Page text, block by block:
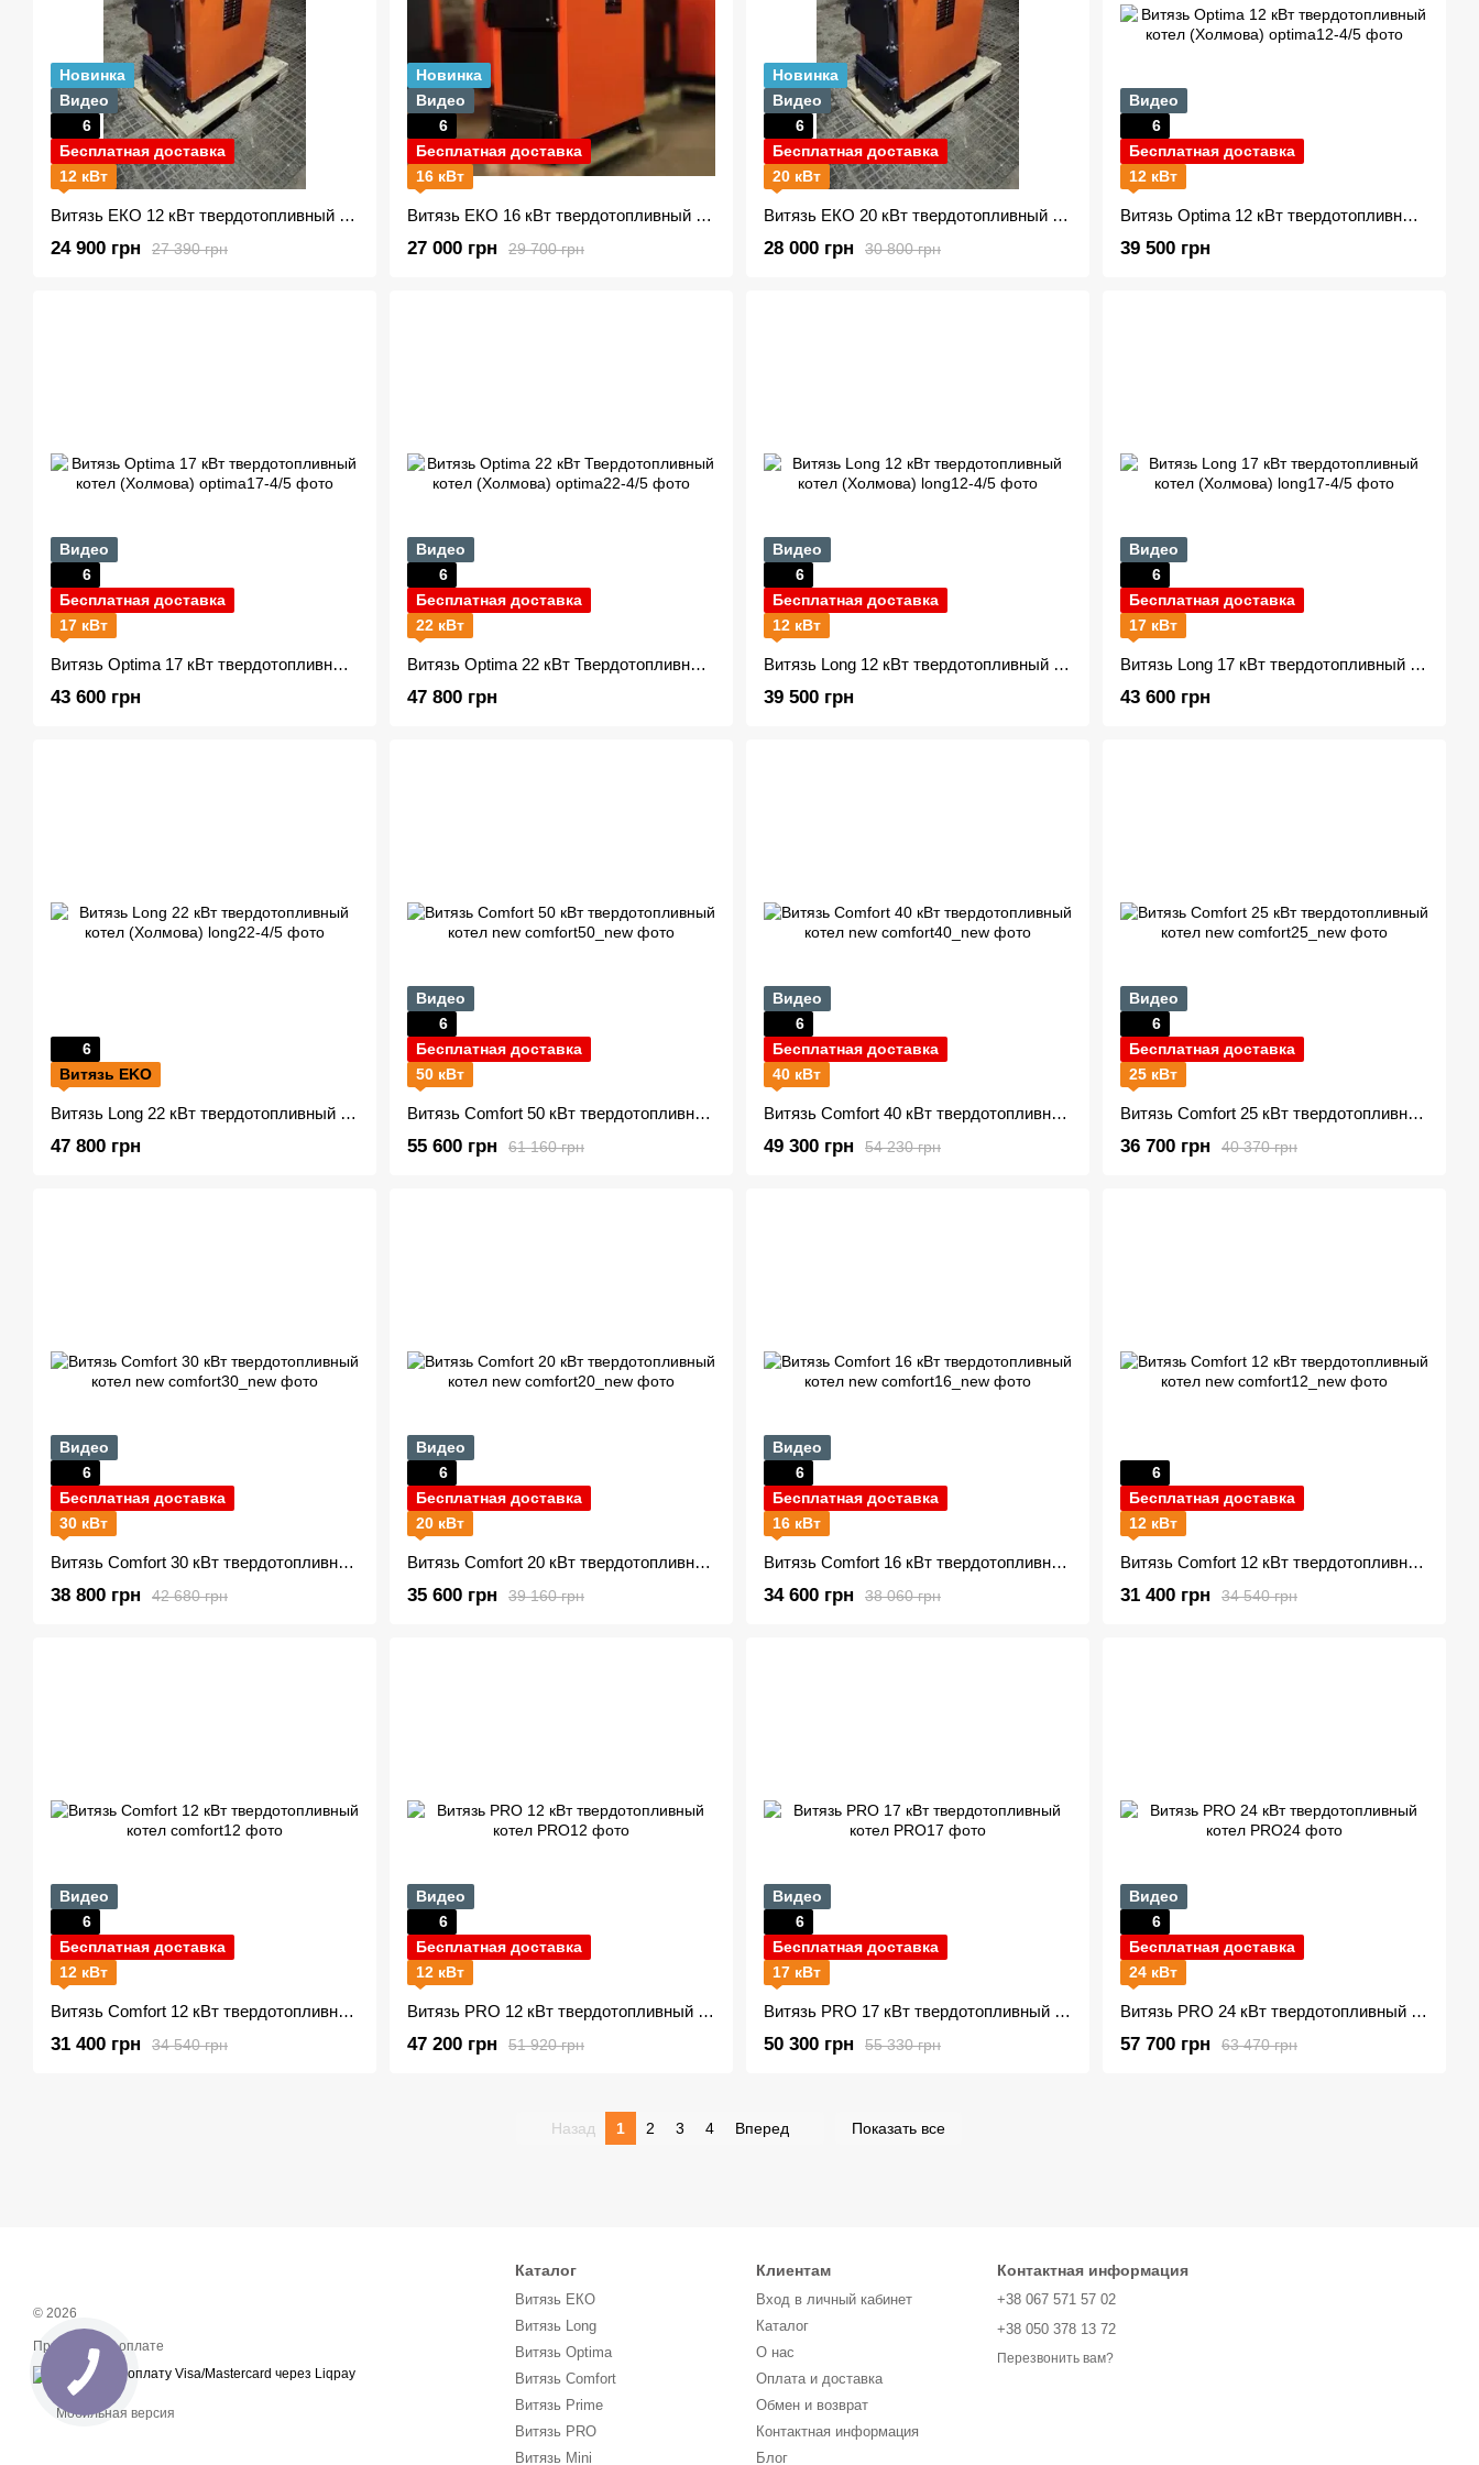
Новинка
Видео
6
Бесплатная доставка
12 кВт
Витязь ЕКО 12 кВт твердотопливный котел
27 390 грн
24 900 грн
Новинка
Видео
6
Бесплатная доставка
16 кВт
Витязь ЕКО 16 кВт твердотопливный котел
29 700 грн
27 000 грн
Новинка
Видео
6
Бесплатная доставка
20 кВт
Витязь ЕКО 20 кВт твердотопливный котел
30 800 грн
28 000 грн
Видео
6
Бесплатная доставка
12 кВт
Витязь Optima 12 кВт твердотопливный котел (Холмова)
39 500 грн
Видео
6
Бесплатная доставка
17 кВт
Витязь Optima 17 кВт твердотопливный котел (Холмова)
43 600 грн
Видео
6
Бесплатная доставка
22 кВт
Витязь Optima 22 кВт Твердотопливный котел (Холмова)
47 800 грн
Видео
6
Бесплатная доставка
12 кВт
Витязь Long 12 кВт твердотопливный котел (Холмова)
39 500 грн
Видео
6
Бесплатная доставка
17 кВт
Витязь Long 17 кВт твердотопливный котел (Холмова)
43 600 грн
6
Витязь EKO
Витязь Long 22 кВт твердотопливный котел (Холмова)
47 800 грн
Видео
6
Бесплатная доставка
50 кВт
Витязь Comfort 50 кВт твердотопливный котел new
61 160 грн
55 600 грн
Видео
6
Бесплатная доставка
40 кВт
Витязь Comfort 40 кВт твердотопливный котел new
54 230 грн
49 300 грн
Видео
6
Бесплатная доставка
25 кВт
Витязь Comfort 25 кВт твердотопливный котел new
40 370 грн
36 700 грн
Видео
6
Бесплатная доставка
30 кВт
Витязь Comfort 30 кВт твердотопливный котел new
42 680 грн
38 800 грн
Видео
6
Бесплатная доставка
20 кВт
Витязь Comfort 20 кВт твердотопливный котел new
39 160 грн
35 600 грн
Видео
6
Бесплатная доставка
16 кВт
Витязь Comfort 16 кВт твердотопливный котел new
38 060 грн
34 600 грн
6
Бесплатная доставка
12 кВт
Витязь Comfort 12 кВт твердотопливный котел new
34 540 грн
31 400 грн
Видео
6
Бесплатная доставка
12 кВт
Витязь Comfort 12 кВт твердотопливный котел
34 540 грн
31 400 грн
Видео
6
Бесплатная доставка
12 кВт
Витязь PRО 12 кВт твердотопливный котел
51 920 грн
47 200 грн
Видео
6
Бесплатная доставка
17 кВт
Витязь PRО 17 кВт твердотопливный котел
55 330 грн
50 300 грн
Видео
6
Бесплатная доставка
24 кВт
Витязь PRО 24 кВт твердотопливный котел
63 470 грн
57 700 грн
Назад 1 2 3 4 Вперед Показать все
© 2026
Принимаем к оплате
Мобильная версия
Каталог
Витязь ЕКО
Витязь Long
Витязь Optima
Витязь Comfort
Витязь Prime
Витязь PRО
Витязь Mini
Клиентам
Вход в личный кабинет
Каталог
О нас
Оплата и доставка
Обмен и возврат
Контактная информация
Блог
Контактная информация
+38 067 571 57 02
+38 050 378 13 72
Перезвонить вам?